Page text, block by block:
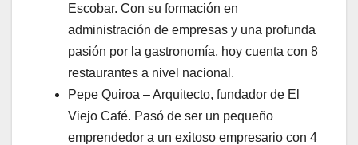
Escobar. Con su formación en
administración de empresas y una profunda
pasión por la gastronomía, hoy cuenta con 8
restaurantes a nivel nacional.
Pepe Quiroa – Arquitecto, fundador de El
Viejo Café. Pasó de ser un pequeño
emprendedor a un exitoso empresario con 4